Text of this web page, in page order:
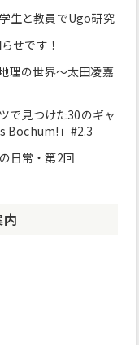
生と教員でUgo研究
せです！
理の世界～太田凌嘉
で見つけた30のギャ
Bochum!」#2.3
日常・第2回